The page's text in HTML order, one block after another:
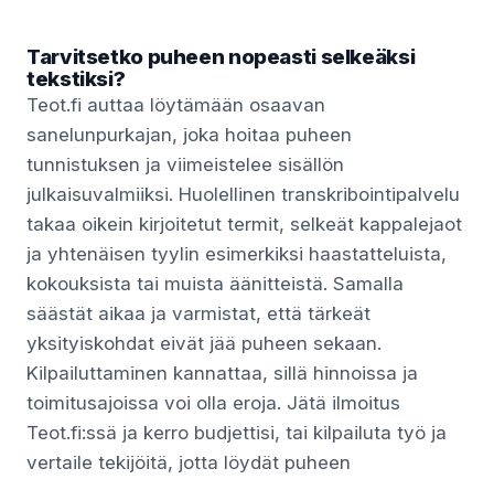
Tarvitsetko puheen nopeasti selkeäksi
tekstiksi?
Teot.fi auttaa löytämään osaavan
sanelunpurkajan, joka hoitaa puheen
tunnistuksen ja viimeistelee sisällön
julkaisuvalmiiksi. Huolellinen transkribointipalvelu
takaa oikein kirjoitetut termit, selkeät kappalejaot
ja yhtenäisen tyylin esimerkiksi haastatteluista,
kokouksista tai muista äänitteistä. Samalla
säästät aikaa ja varmistat, että tärkeät
yksityiskohdat eivät jää puheen sekaan.
Kilpailuttaminen kannattaa, sillä hinnoissa ja
toimitusajoissa voi olla eroja. Jätä ilmoitus
Teot.fi:ssä ja kerro budjettisi, tai kilpailuta työ ja
vertaile tekijöitä, jotta löydät puheen